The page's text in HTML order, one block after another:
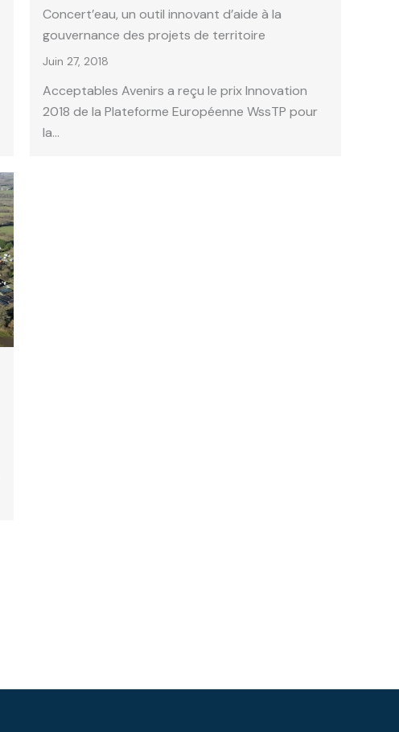
Concert’eau, un outil innovant d’aide à la
gouvernance des projets de territoire
Juin 27, 2018
Acceptables Avenirs a reçu le prix Innovation
2018 de la Plateforme Européenne WssTP pour
la…